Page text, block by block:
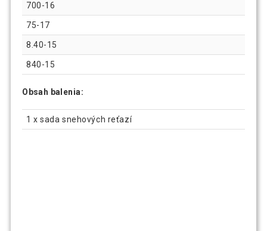
700-16
75-17
8.40-15
840-15
Obsah balenia:
1 x sada snehových reťazí